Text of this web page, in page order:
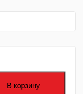
В корзину